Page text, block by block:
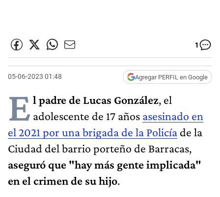
1
05-06-2023 01:48 Agregar PERFIL en Google
E l padre de Lucas González, el
adolescente de 17 años asesinado en
el 2021 por una brigada de la Policía de la
Ciudad del barrio porteño de Barracas,
aseguró que "hay más gente implicada"
en el crimen de su hijo.